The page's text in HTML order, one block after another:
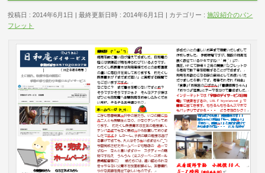
投稿日 : 2014年6月1日 最終更新日時 : 2014年6月1日 カテゴリー :施設紹介のパン
フレット